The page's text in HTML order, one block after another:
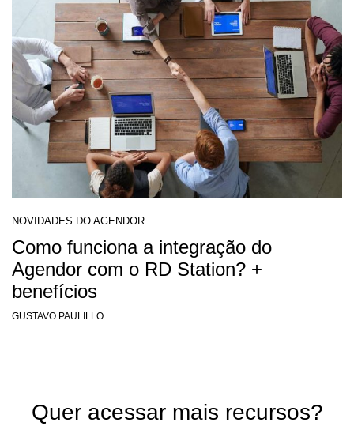
NOVIDADES DO AGENDOR
Como funciona a integração do
Agendor com o RD Station? +
benefícios
GUSTAVO PAULILLO
Quer acessar mais recursos?